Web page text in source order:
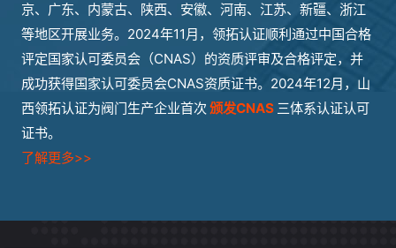
京、广东、内蒙古、陕西、安徽、河南、江苏、新疆、浙江
等地区开展业务。2024年11月，领拓认证顺利通过中国合格
评定国家认可委员会（CNAS）的资质评审及合格评定，并
成功获得国家认可委员会CNAS资质证书。2024年12月，山
西领拓认证为阀门生产企业首次 颁发CNAS 三体系认证认可
证书。
了解更多>>